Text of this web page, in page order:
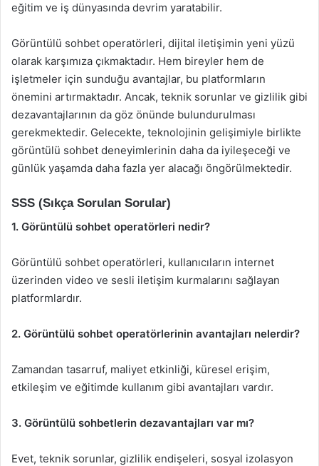
eğitim ve iş dünyasında devrim yaratabilir.
Görüntülü sohbet operatörleri, dijital iletişimin yeni yüzü
olarak karşımıza çıkmaktadır. Hem bireyler hem de
işletmeler için sunduğu avantajlar, bu platformların
önemini artırmaktadır. Ancak, teknik sorunlar ve gizlilik gibi
dezavantajlarının da göz önünde bulundurulması
gerekmektedir. Gelecekte, teknolojinin gelişimiyle birlikte
görüntülü sohbet deneyimlerinin daha da iyileşeceği ve
günlük yaşamda daha fazla yer alacağı öngörülmektedir.
SSS (Sıkça Sorulan Sorular)
1. Görüntülü sohbet operatörleri nedir?
Görüntülü sohbet operatörleri, kullanıcıların internet
üzerinden video ve sesli iletişim kurmalarını sağlayan
platformlardır.
2. Görüntülü sohbet operatörlerinin avantajları nelerdir?
Zamandan tasarruf, maliyet etkinliği, küresel erişim,
etkileşim ve eğitimde kullanım gibi avantajları vardır.
3. Görüntülü sohbetlerin dezavantajları var mı?
Evet, teknik sorunlar, gizlilik endişeleri, sosyal izolasyon